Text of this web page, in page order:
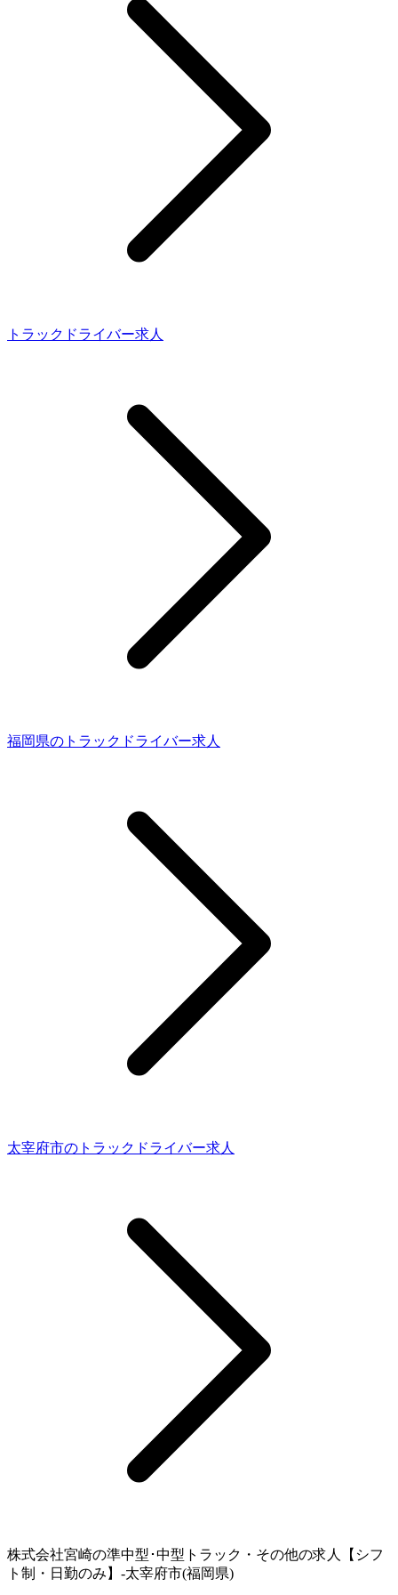
トラックドライバー求人
福岡県のトラックドライバー求人
太宰府市のトラックドライバー求人
株式会社宮崎の準中型･中型トラック・その他の求人【シフ
ト制・日勤のみ】-太宰府市(福岡県)